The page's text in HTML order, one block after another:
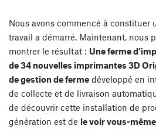
Nous avons commencé à constituer
travail a démarré. Maintenant, nous
montrer le résultat : Une ferme
de 34 nouvelles imprimantes 3D
de gestion de ferme développé en
de collecte et de livraison
de découvrir cette installation de
génération est de le voir vous-